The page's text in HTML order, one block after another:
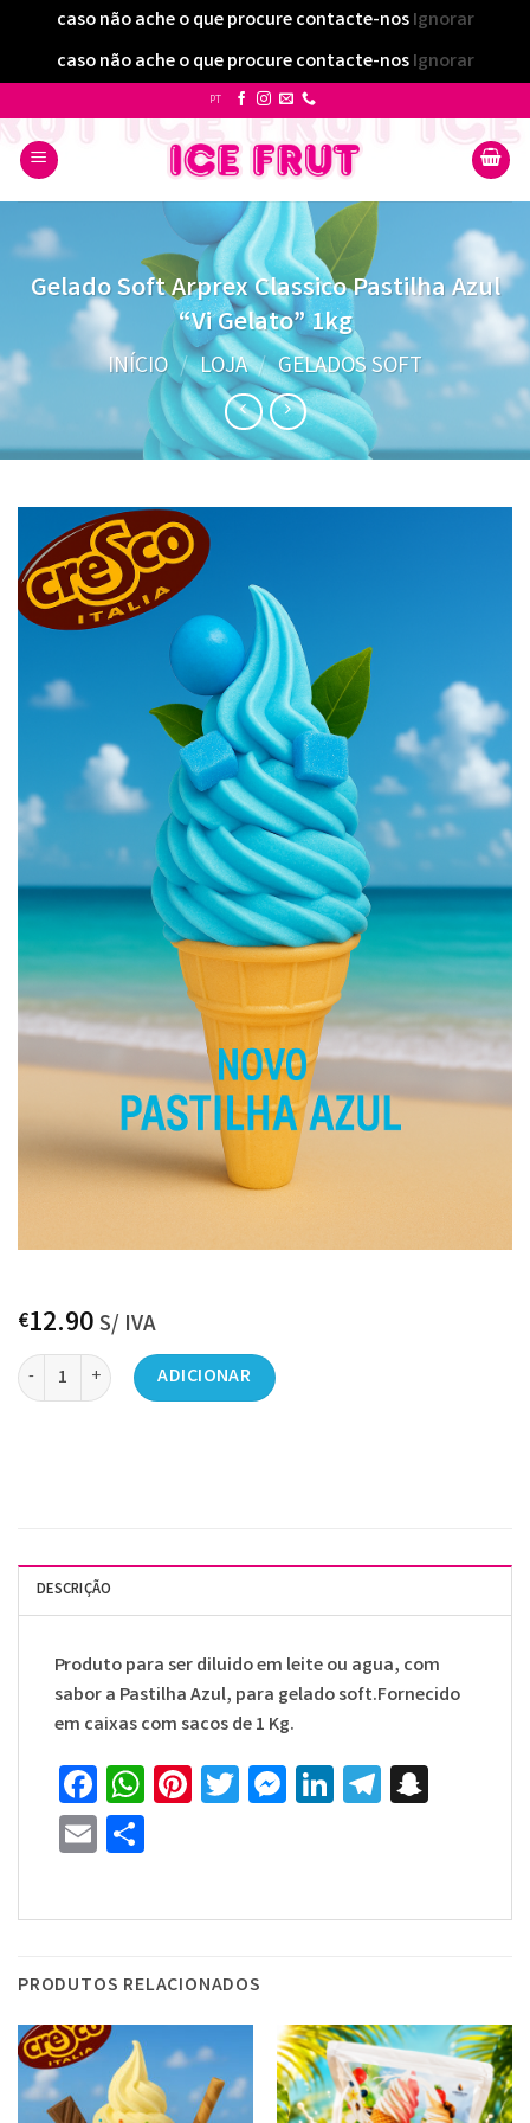
caso não ache o que procure contacte-nosIgnorar
caso não ache o que procure contacte-nosIgnorar
to
content
PT
Gelado Soft Arprex Classico Pastilha Azul
“Vi Gelato” 1kg
INÍCIO / LOJA / GELADOS SOFT
€12.90S/ IVA
Quantidade de Gelado Soft Arprex Classico Pastilha Azul “Vi
ADICIONAR
DESCRIÇÃO
Produto para ser diluido em leite ou agua, com
sabor a Pastilha Azul, para gelado soft.Fornecido
em caixas com sacos de 1 Kg.
Facebook
WhatsApp
Pinterest
Twitter
Messenger
LinkedIn
Email
PRODUTOS RELACIONADOS